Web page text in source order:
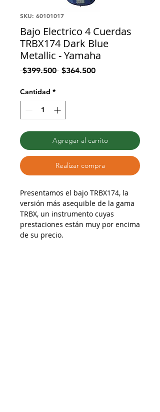
SKU: 60101017
Bajo Electrico 4 Cuerdas
TRBX174 Dark Blue
Metallic - Yamaha
$399.500 Precio
$364.500Precio
Cantidad *
Agregar al carrito
Realizar compra
Presentamos el bajo TRBX174, la
versión más asequible de la gama
TRBX, un instrumento cuyas
prestaciones están muy por encima
de su precio.